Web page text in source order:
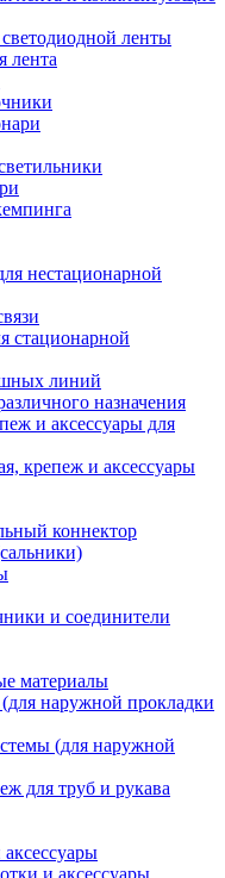
ленты
лента
нестационарной
стационарной
линий
назначения
и аксессуары для
крепеж и аксессуары
коннектор
и соединители
материалы
наружной прокладки
(для наружной
для труб и рукава
и аксессуары